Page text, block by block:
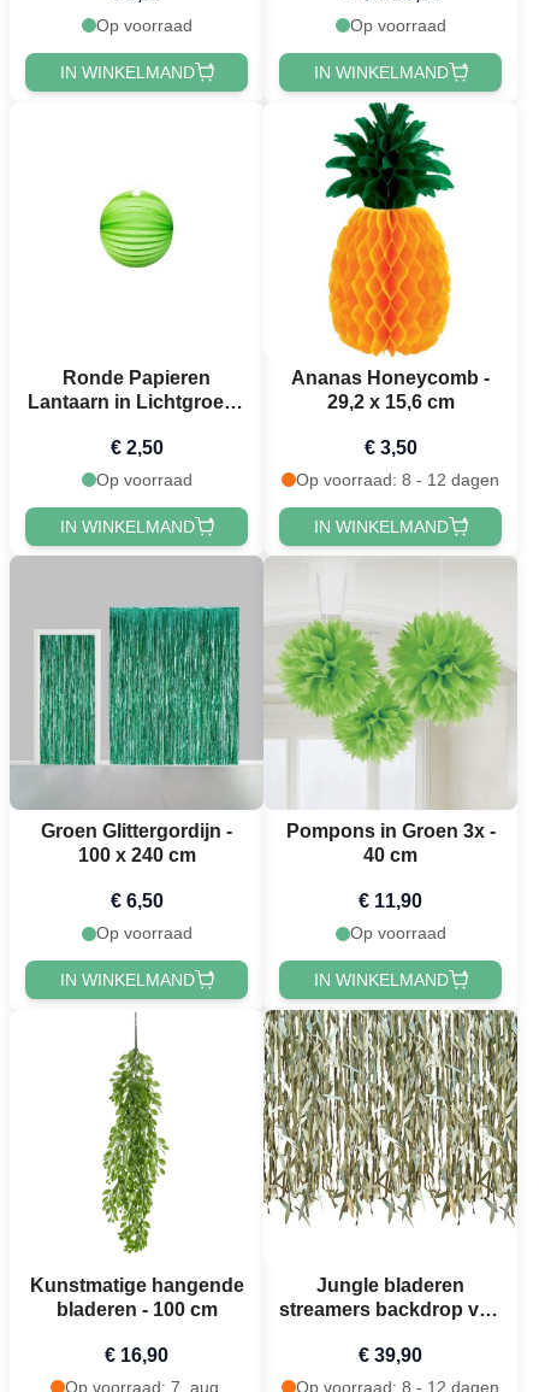
Op voorraad
IN WINKELMAND
Op voorraad
IN WINKELMAND
Ronde Papieren
Lantaarn in Lichtgroen -
€ 2,50
Op voorraad
IN WINKELMAND
Ananas Honeycomb -
29,2 x 15,6 cm
€ 3,50
Op voorraad: 8 - 12 dagen
IN WINKELMAND
Groen Glittergordijn -
100 x 240 cm
€ 6,50
Op voorraad
IN WINKELMAND
Pompons in Groen 3x -
40 cm
€ 11,90
Op voorraad
IN WINKELMAND
Kunstmatige hangende
bladeren - 100 cm
€ 16,90
Op voorraad: 7. aug.
Jungle bladeren
streamers backdrop van
€ 39,90
Op voorraad: 8 - 12 dagen